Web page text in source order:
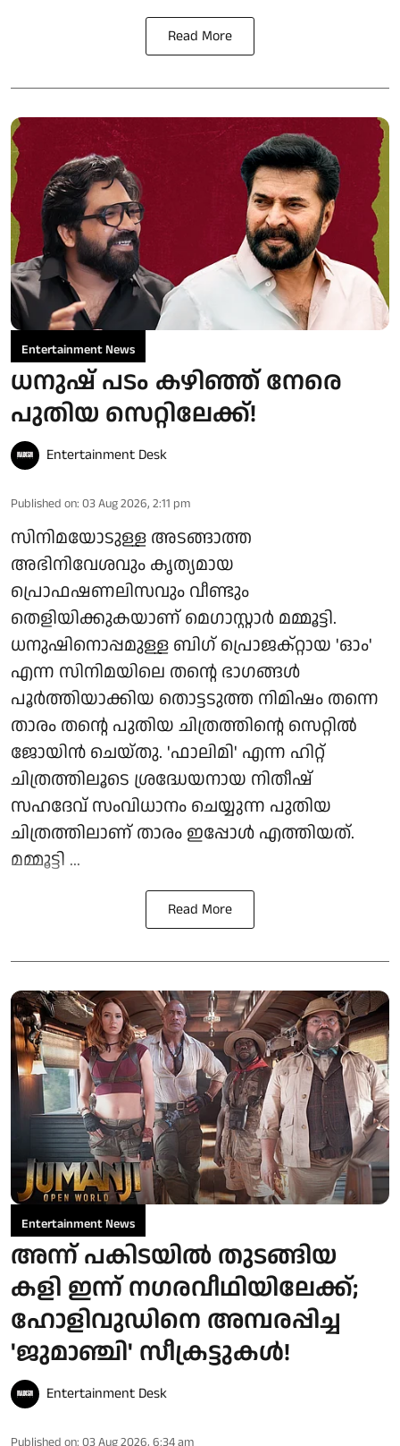
Read More
Entertainment News
ധനുഷ് പടം കഴിഞ്ഞ് നേരെ
പുതിയ സെറ്റിലേക്ക്!
Entertainment Desk
Published on: 03 Aug 2026, 2:11 pm
സിനിമയോടുള്ള അടങ്ങാത്ത
അഭിനിവേശവും കൃത്യമായ
പ്രൊഫഷണലിസവും വീണ്ടും
തെളിയിക്കുകയാണ് മെഗാസ്റ്റാർ മമ്മൂട്ടി.
ധനുഷിനൊപ്പമുള്ള ബിഗ് പ്രൊജക്റ്റായ 'ഓം'
എന്ന സിനിമയിലെ തന്റെ ഭാഗങ്ങൾ
പൂർത്തിയാക്കിയ തൊട്ടടുത്ത നിമിഷം തന്നെ
താരം തന്റെ പുതിയ ചിത്രത്തിന്റെ സെറ്റിൽ
ജോയിൻ ചെയ്തു. 'ഫാലിമി' എന്ന ഹിറ്റ്
ചിത്രത്തിലൂടെ ശ്രദ്ധേയനായ നിതീഷ്
സഹദേവ് സംവിധാനം ചെയ്യുന്ന പുതിയ
ചിത്രത്തിലാണ് താരം ഇപ്പോൾ എത്തിയത്.
മമ്മൂട്ടി ...
Read More
Entertainment News
അന്ന് പകിടയില്‍ തുടങ്ങിയ
കളി ഇന്ന് നഗരവീഥിയിലേക്ക്;
ഹോളിവുഡിനെ അമ്പരപ്പിച്ച
'ജുമാഞ്ചി' സീക്രട്ടുകള്‍!
Entertainment Desk
Published on: 03 Aug 2026, 6:34 am